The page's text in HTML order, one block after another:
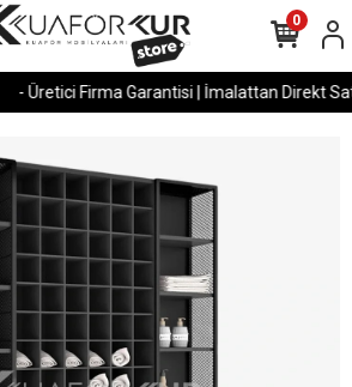
- Üretici Firma Garantisi | İmalattan Direkt
0